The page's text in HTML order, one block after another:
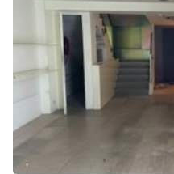
Living Space
Multiple Rooms
Office Equipment
Private Parking
Rooftop / Terrace